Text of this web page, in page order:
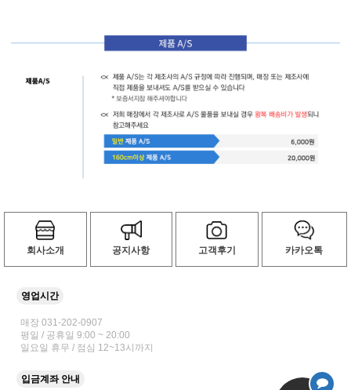
회사소개 공지사항 고객후기 카카오톡
영업시간
매장 031-202-0907
평일 / 공휴일 9:00 ~ 20:00
일요일 휴무 / 점심 12~13시까지
입금계좌 안내